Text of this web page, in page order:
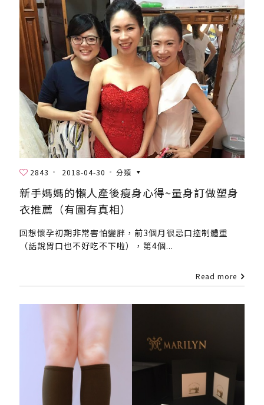
2843 2018-04-30 分類
新手媽媽的懶人產後瘦身心得~量身訂做塑身
衣推薦（有圖有真相）
回想懷孕初期非常害怕變胖，前3個月很忌口控制體重
（話說胃口也不好吃不下啦），第4個...
Read more